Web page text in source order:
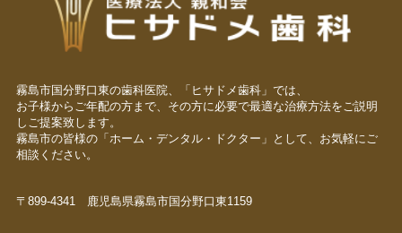
霧島市国分野口東の歯科医院、「ヒサドメ歯科」では、
お子様からご年配の方まで、その方に必要で最適な治療方法をご説明
しご提案致します。
霧島市の皆様の「ホーム・デンタル・ドクター」として、お気軽にご
相談ください。
〒899-4341 鹿児島県霧島市国分野口東1159